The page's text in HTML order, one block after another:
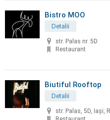
Bistro MOO
Detalii
str. Palas nr. 5D
Restaurant
Biutiful Rooftop
Detalii
str. Palas, 5D, Iași,